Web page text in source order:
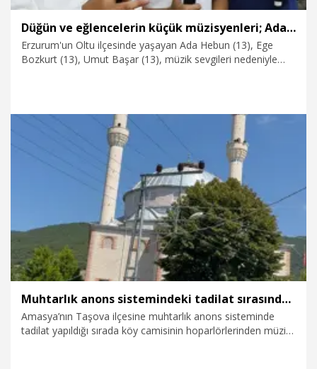
Düğün ve eğlencelerin küçük müzisyenleri; Ada-Ege-Umut
Erzurum'un Oltu ilçesinde yaşayan Ada Hebun (13), Ege
Bozkurt (13), Umut Başar (13), müzik sevgileri nedeniyle
Foto Galeri
Muhtarlık anons sistemindeki tadilat sırasında cami hoparlörlerinden müzik sesleri yükseldi
Amasya’nın Taşova ilçesine muhtarlık anons sisteminde
tadilat yapıldığı sırada köy camisinin hoparlörlerinden müzik